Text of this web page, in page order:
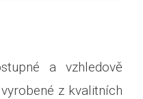
a vzhledově
vyrobené z kvalitních